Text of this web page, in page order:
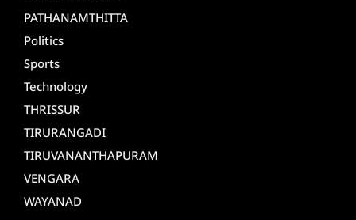
PATHANAMTHITTA
Politics
Sports
Technology
THRISSUR
TIRURANGADI
TIRUVANANTHAPURAM
VENGARA
WAYANAD